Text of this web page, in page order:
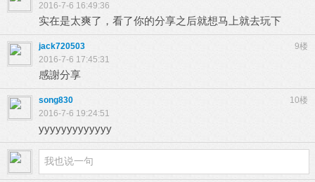
2016-7-6 16:49:36
实在是太爽了，看了你的分享之后就想马上就去玩下
9楼
jack720503
2016-7-6 17:45:31
感謝分享
10楼
song830
2016-7-6 19:24:51
yyyyyyyyyyyyy